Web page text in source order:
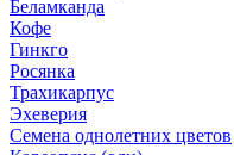
Беламканда
Кофе
Гинкго
Росянка
Трахикарпус
Эхеверия
Семена однолетних цветов